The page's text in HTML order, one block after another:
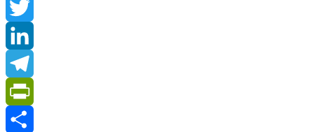
Facebook
Twitter
LinkedIn
Telegram
PrintFriendly